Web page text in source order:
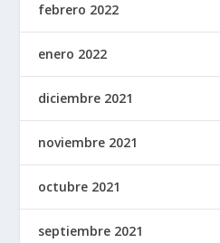
febrero 2022
enero 2022
diciembre 2021
noviembre 2021
octubre 2021
septiembre 2021